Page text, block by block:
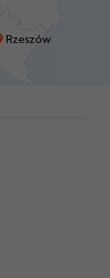
Rzeszów